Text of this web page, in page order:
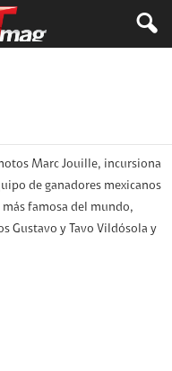
Marc Jouille, incursiona
de ganadores mexicanos
famosa del mundo,
Gustavo y Tavo Vildósola y